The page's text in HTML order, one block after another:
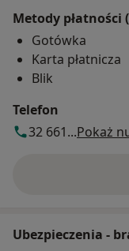
Metody
Gotówka
Karta płatnicza
Blik
Telefon
32 661...Pokaż
Ubezpieczenia -